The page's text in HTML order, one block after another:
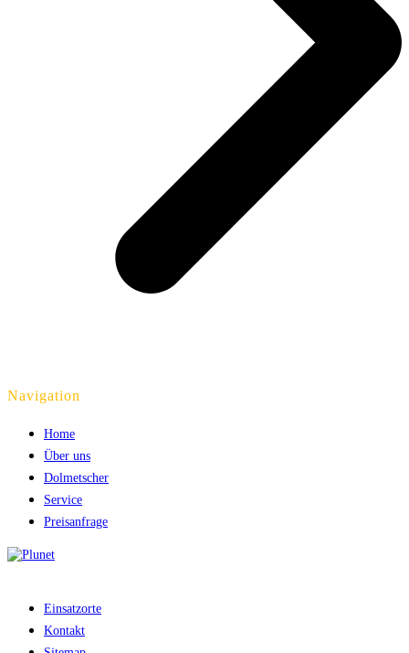
Navigation
Home
Über uns
Dolmetscher
Service
Preisanfrage
Einsatzorte
Kontakt